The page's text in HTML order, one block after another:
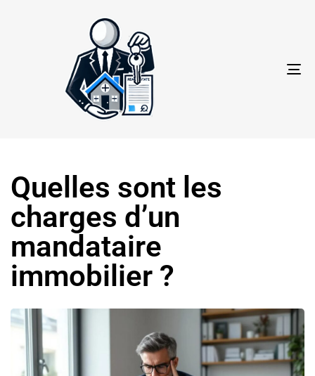
Quelles sont les
charges d’un
mandataire
immobilier ?